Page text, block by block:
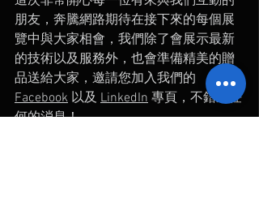
朋友，奔騰網路期待在接下來的每個展
覽中與大家相會，我們除了會展示最新
的技術以及服務外，也會準備精美的贈
品送給大家，邀請您加入我們的
Facebook 以及 LinkedIn 專頁，不錯過任
何的消息！